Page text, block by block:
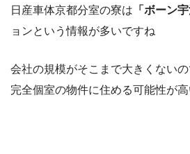
日産車体京都分室の寮は 「ボーン宇
ョンという情報が多いですね
会社の規模がそこまで大きくない
完全個室の物件に住める可能性が